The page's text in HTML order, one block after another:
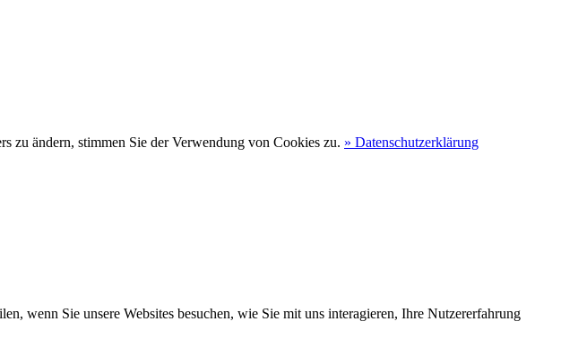
zu ändern, stimmen Sie der Verwendung von Cookies zu. » Datenschutzerklärung
wenn Sie unsere Websites besuchen, wie Sie mit uns interagieren, Ihre Nutzererfahrung